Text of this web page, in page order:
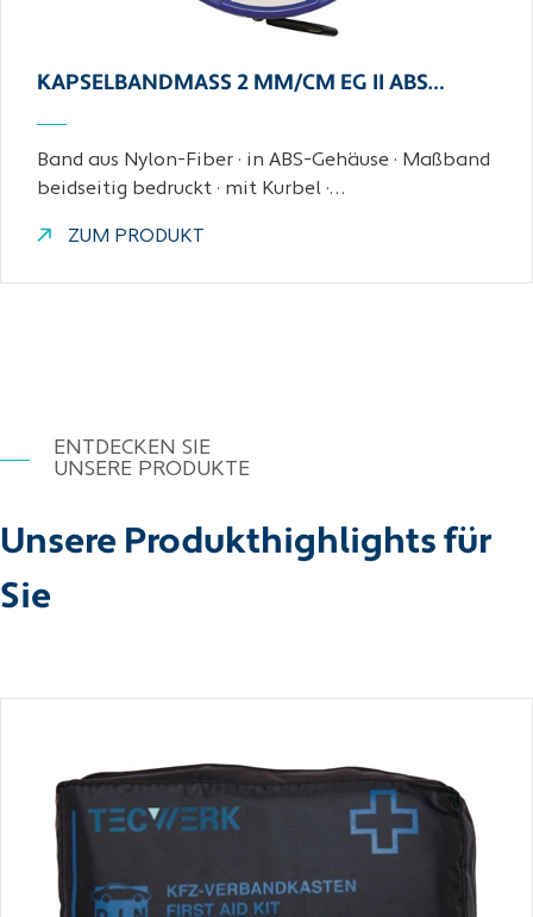
KAPSELBANDMASS 2 MM/CM EG II ABS…
Band aus Nylon-Fiber · in ABS-Gehäuse · Maßband
beidseitig bedruckt · mit Kurbel ·…
ZUM PRODUKT
ENTDECKEN SIE
UNSERE PRODUKTE
Unsere Produkthighlights für
Sie